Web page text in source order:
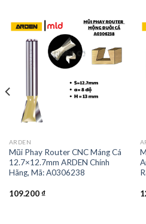
ARDEN
Mũi Phay Router CNC Máng Cá
12.7×12.7mm ARDEN Chính
Hãng, Mã: A0306238
109.200₫